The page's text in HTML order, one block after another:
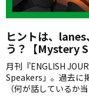
ヒントは、
う？【Mystery
月刊『ENGLISH
Speakers」。過去に
（何が話しているか